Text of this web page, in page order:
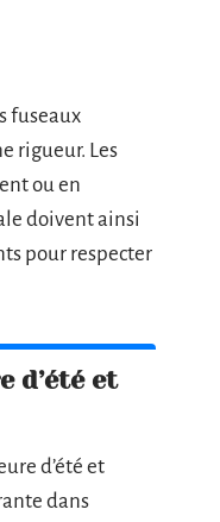
fuseaux
rigueur. Les
ou en
doivent ainsi
pour respecter
d’été et
d’été et
dans